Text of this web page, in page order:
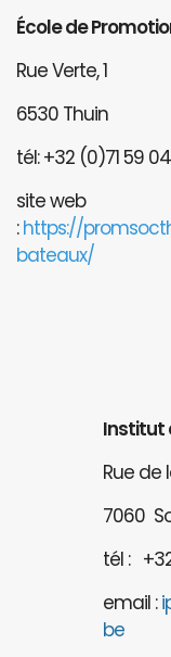
École de
Rue Verte, 1
6530 Thuin
tél: +32 (0)71 59
site web
:https://
bateaux/
Institut
Rue de
7060
tél :
email :
be